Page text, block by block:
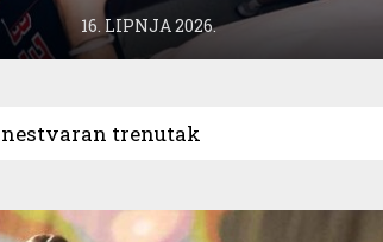
16. LIPNJA 2026.
nestvaran trenutak